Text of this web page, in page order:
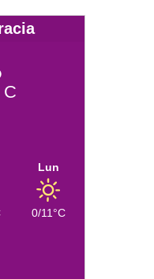
C
Lun
0/11°C